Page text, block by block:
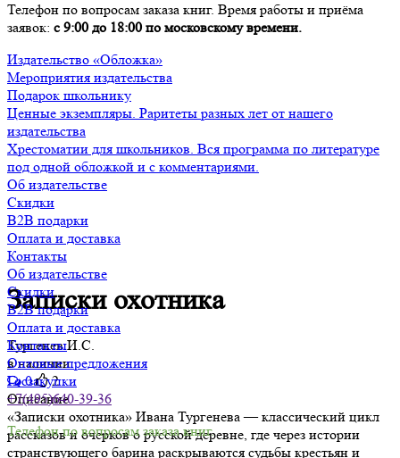
Телефон по вопросам заказа книг. Время работы и приёма
заявок: с 9:00 до 18:00 по московскому времени.
Издательство «Обложка»
Мероприятия издательства
Подарок школьнику
Ценные экземпляры. Раритеты разных лет от нашего
издательства
Хрестоматии для школьников. Вся программа по литературе
под одной обложкой и с комментариями.
Об издательстве
Скидки
B2B подарки
Оплата и доставка
Контакты
Об издательстве
Скидки
B2B подарки
Оплата и доставка
Контакты
Оптовые предложения
Госзакупки
+7(495)640-39-36
Телефон по вопросам заказа книг.
Записки охотника
Тургенев И.С.
в наличии
0
2
Описание
«Записки охотника» Ивана Тургенева — классический цикл
рассказов и очерков о русской деревне, где через истории
странствующего барина раскрываются судьбы крестьян и